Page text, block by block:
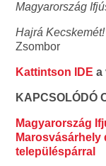
Magyarország
Hajrá
Zsombor
Kattintson IDE a
KAPCSOLÓDÓ
Magyarország
Marosvásárhely
településpárral